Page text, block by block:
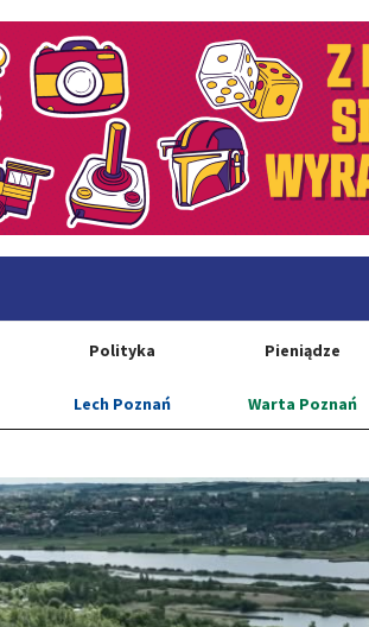
Polityka Pieniądze
Lech Poznań Warta Poznań